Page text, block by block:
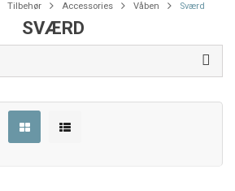
Tilbehør Accessories Våben Sværd
SVÆRD